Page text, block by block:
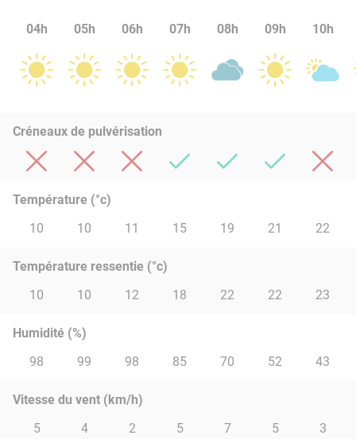
04h 05h 06h 07h 08h 09h 10h
Créneaux de pulvérisation
Température (°c)
10
10 11 15 19 21 22
Température ressentie (°c)
10
10 12 18 22 22 23
Humidité (%)
98
99 98 85 70 52 43
Vitesse du vent (km/h)
5
4 2 5 7 5 3